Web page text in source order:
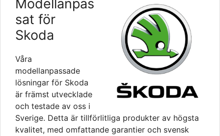
Modellanpas
sat för
Skoda
Våra
modellanpassade
lösningar för Skoda
är främst utvecklade
och testade av oss i
Sverige. Detta är tillförlitliga produkter av högsta
kvalitet, med omfattande garantier och svensk